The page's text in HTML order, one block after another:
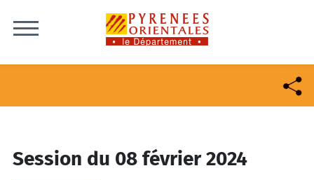
Session du 08 février 2024